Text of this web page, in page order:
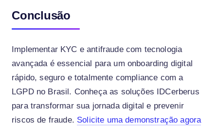
Conclusão
Implementar KYC e antifraude com tecnologia
avançada é essencial para um onboarding digital
rápido, seguro e totalmente compliance com a
LGPD no Brasil. Conheça as soluções IDCerberus
para transformar sua jornada digital e prevenir
riscos de fraude. Solicite uma demonstração agora